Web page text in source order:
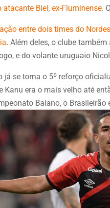
atacante Biel, ex-Fluminense.
entre dois times do
. Além deles, o clube
e do volante uruguaio
já se torna o 5º reforço
Kanu era o mais velho até
Baiano, o Brasileirão